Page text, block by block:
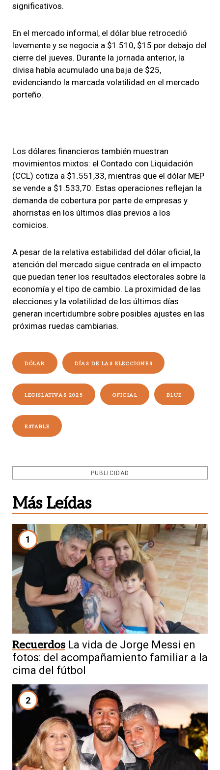
significativos.
En el mercado informal, el dólar blue retrocedió
levemente y se negocia a $1.510, $15 por debajo del
cierre del jueves. Durante la jornada anterior, la
divisa había acumulado una baja de $25,
evidenciando la marcada volatilidad en el mercado
porteño.
Los dólares financieros también muestran
movimientos mixtos: el Contado con Liquidación
(CCL) cotiza a $1.551,33, mientras que el dólar MEP
se vende a $1.533,70. Estas operaciones reflejan la
demanda de cobertura por parte de empresas y
ahorristas en los últimos días previos a los
comicios.
A pesar de la relativa estabilidad del dólar oficial, la
atención del mercado sigue centrada en el impacto
que puedan tener los resultados electorales sobre la
economía y el tipo de cambio. La proximidad de las
elecciones y la volatilidad de los últimos días
generan incertidumbre sobre posibles ajustes en las
próximas ruedas cambiarias.
DÓLAR DÍAS DE LAS ELECCIONES
LEGISLATIVAS 2025 OFICIAL BLUE
ESTABLE
PUBLICIDAD
Más Leídas
1
Recuerdos La vida de Jorge Messi en
fotos: del acompañamiento familiar a la
cima del fútbol
2